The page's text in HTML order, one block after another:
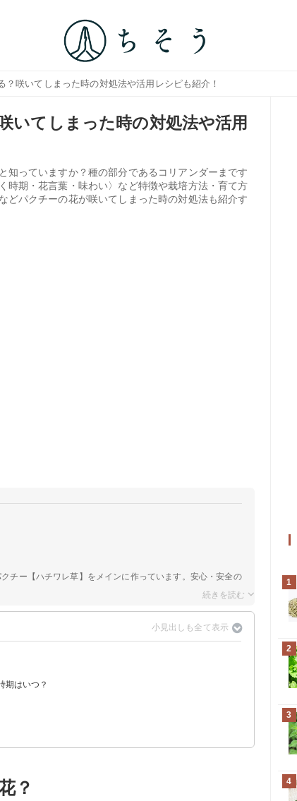
咲いてしまった時の対処法や活用レシピも紹介！
いてしまった時の対処法や活用
知っていますか？種の部分であるコリアンダーまです
時期・花言葉・味わい〉など特徴や栽培方法・育て方
どパクチーの花が咲いてしまった時の対処法も紹介す
チー【ハチワレ草】をメインに作っています。安心・安全の
られる
期はいつ？
う
？
1
2
3
4